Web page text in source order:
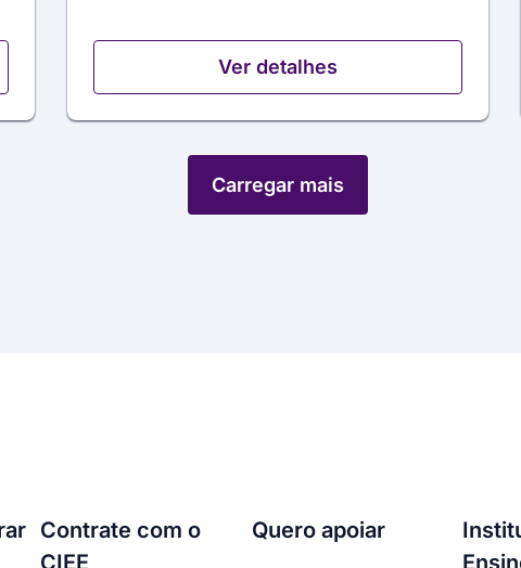
Ver detalhes
Carregar mais
Contrate com o
CIEE
Quero apoiar